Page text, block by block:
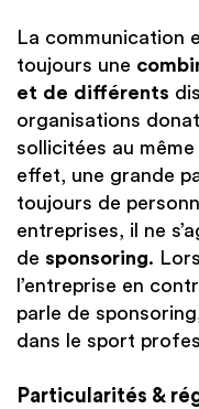
La communication
toujours une
et de différents
organisations
sollicitées au
effet, une grande
toujours de
entreprises, il ne
de sponsoring.
l’entreprise en
parle de
dans le sport
Particularités &